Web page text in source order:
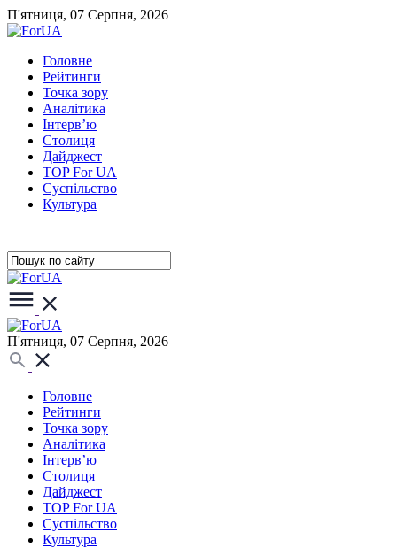
П'ятниця, 07 Серпня, 2026
Головне
Рейтинги
Точка зору
Аналітика
Інтерв’ю
Столиця
Дайджест
TOP For UA
Суспiльство
Культура
П'ятниця, 07 Серпня, 2026
Головне
Рейтинги
Точка зору
Аналітика
Інтерв’ю
Столиця
Дайджест
TOP For UA
Суспiльство
Культура